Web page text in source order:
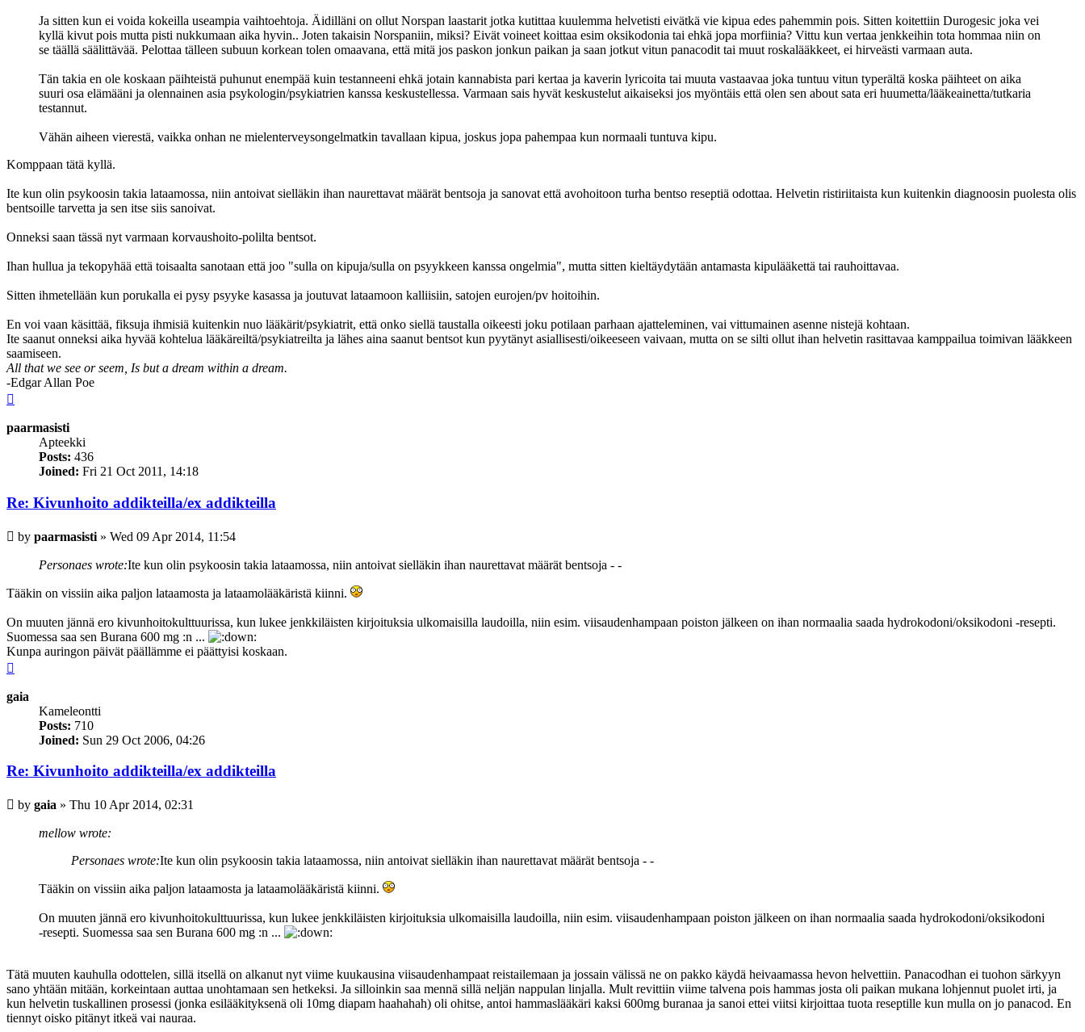
Ja sitten kun ei voida kokeilla useampia vaihtoehtoja. Äidilläni on ollut Norspan laastarit jotka kutittaa kuulemma helvetisti eivätkä vie kipua edes pahemmin pois. Sitten koitettiin Durogesic joka vei
kyllä kivut pois mutta pisti nukkumaan aika hyvin.. Joten takaisin Norspaniin, miksi? Eivät voineet koittaa esim oksikodonia tai ehkä jopa morfiinia? Vittu kun vertaa jenkkeihin tota hommaa niin on
se täällä säälittävää. Pelottaa tälleen subuun korkean tolen omaavana, että mitä jos paskon jonkun paikan ja saan jotkut vitun panacodit tai muut roskalääkkeet, ei hirveästi varmaan auta.
Tän takia en ole koskaan päihteistä puhunut enempää kuin testanneeni ehkä jotain kannabista pari kertaa ja kaverin lyricoita tai muuta vastaavaa joka tuntuu vitun typerältä koska päihteet on aika
suuri osa elämääni ja olennainen asia psykologin/psykiatrien kanssa keskustellessa. Varmaan sais hyvät keskustelut aikaiseksi jos myöntäis että olen sen about sata eri huumetta/lääkeainetta/tutkaria
testannut.
Vähän aiheen vierestä, vaikka onhan ne mielenterveysongelmatkin tavallaan kipua, joskus jopa pahempaa kun normaali tuntuva kipu.
Komppaan tätä kyllä.
Ite kun olin psykoosin takia lataamossa, niin antoivat sielläkin ihan naurettavat määrät bentsoja ja sanovat että avohoitoon turha bentso reseptiä odottaa. Helvetin ristiriitaista kun kuitenkin diagnoosin puolesta olis
bentsoille tarvetta ja sen itse siis sanoivat.
Onneksi saan tässä nyt varmaan korvaushoito-polilta bentsot.
Ihan hullua ja tekopyhää että toisaalta sanotaan että joo "sulla on kipuja/sulla on psyykkeen kanssa ongelmia", mutta sitten kieltäydytään antamasta kipulääkettä tai rauhoittavaa.
Sitten ihmetellään kun porukalla ei pysy psyyke kasassa ja joutuvat lataamoon kalliisiin, satojen eurojen/pv hoitoihin.
En voi vaan käsittää, fiksuja ihmisiä kuitenkin nuo lääkärit/psykiatrit, että onko siellä taustalla oikeesti joku potilaan parhaan ajatteleminen, vai vittumainen asenne nistejä kohtaan.
Ite saanut onneksi aika hyvää kohtelua lääkäreiltä/psykiatreilta ja lähes aina saanut bentsot kun pyytänyt asiallisesti/oikeeseen vaivaan, mutta on se silti ollut ihan helvetin rasittavaa kamppailua toimivan lääkkeen
saamiseen.
All that we see or seem, Is but a dream within a dream.
-Edgar Allan Poe
paarmasisti
Apteekki
Posts: 436
Joined: Fri 21 Oct 2011, 14:18
Re: Kivunhoito addikteilla/ex addikteilla
Post
by paarmasisti » Wed 09 Apr 2014, 11:54
Personaes wrote:Ite kun olin psykoosin takia lataamossa, niin antoivat sielläkin ihan naurettavat määrät bentsoja - -
Tääkin on vissiin aika paljon lataamosta ja lataamolääkäristä kiinni.
On muuten jännä ero kivunhoitokulttuurissa, kun lukee jenkkiläisten kirjoituksia ulkomaisilla laudoilla, niin esim. viisaudenhampaan poiston jälkeen on ihan normaalia saada hydrokodoni/oksikodoni -resepti.
Suomessa saa sen Burana 600 mg :n ...
Kunpa auringon päivät päällämme ei päättyisi koskaan.
gaia
Kameleontti
Posts: 710
Joined: Sun 29 Oct 2006, 04:26
Re: Kivunhoito addikteilla/ex addikteilla
Post
by gaia » Thu 10 Apr 2014, 02:31
mellow wrote:
Personaes wrote:Ite kun olin psykoosin takia lataamossa, niin antoivat sielläkin ihan naurettavat määrät bentsoja - -
Tääkin on vissiin aika paljon lataamosta ja lataamolääkäristä kiinni.
On muuten jännä ero kivunhoitokulttuurissa, kun lukee jenkkiläisten kirjoituksia ulkomaisilla laudoilla, niin esim. viisaudenhampaan poiston jälkeen on ihan normaalia saada hydrokodoni/oksikodoni
-resepti. Suomessa saa sen Burana 600 mg :n ...
Tätä muuten kauhulla odottelen, sillä itsellä on alkanut nyt viime kuukausina viisaudenhampaat reistailemaan ja jossain välissä ne on pakko käydä heivaamassa hevon helvettiin. Panacodhan ei tuohon särkyyn
sano yhtään mitään, korkeintaan auttaa unohtamaan sen hetkeksi. Ja silloinkin saa mennä sillä neljän nappulan linjalla. Mult revittiin viime talvena pois hammas josta oli paikan mukana lohjennut puolet irti, ja
kun helvetin tuskallinen prosessi (jonka esilääkityksenä oli 10mg diapam haahahah) oli ohitse, antoi hammaslääkäri kaksi 600mg buranaa ja sanoi ettei viitsi kirjoittaa tuota reseptille kun mulla on jo panacod. En
tiennyt oisko pitänyt itkeä vai nauraa.